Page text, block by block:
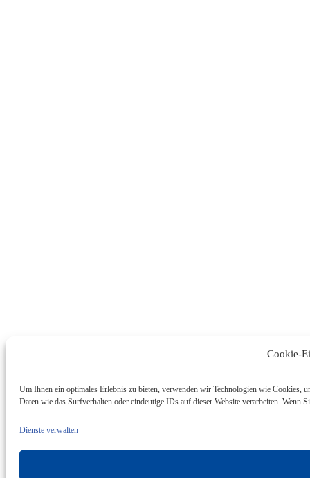
Cookie-
Um Ihnen ein optimales Erlebnis zu bieten, verwenden wir Technologien wie Cookies,
Daten wie das Surfverhalten oder eindeutige IDs auf dieser Website verarbeiten.
Dienste verwalten